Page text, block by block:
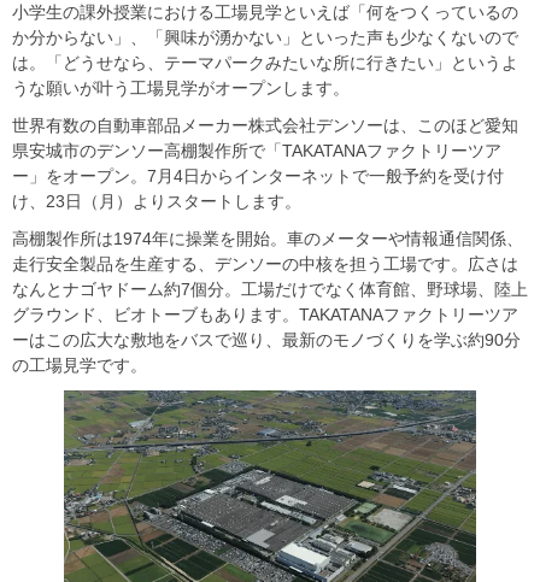
小学生の課外授業における工場見学といえば「何をつくっているの
か分からない」、「興味が湧かない」といった声も少なくないので
は。「どうせなら、テーマパークみたいな所に行きたい」というよ
うな願いが叶う工場見学がオープンします。
世界有数の自動車部品メーカー株式会社デンソーは、このほど愛知
県安城市のデンソー高棚製作所で「TAKATANAファクトリーツア
ー」をオープン。7月4日からインターネットで一般予約を受け付
け、23日（月）よりスタートします。
高棚製作所は1974年に操業を開始。車のメーターや情報通信関係、
走行安全製品を生産する、デンソーの中核を担う工場です。広さは
なんとナゴヤドーム約7個分。工場だけでなく体育館、野球場、陸上
グラウンド、ビオトーブもあります。TAKATANAファクトリーツア
ーはこの広大な敷地をバスで巡り、最新のモノづくりを学ぶ約90分
の工場見学です。